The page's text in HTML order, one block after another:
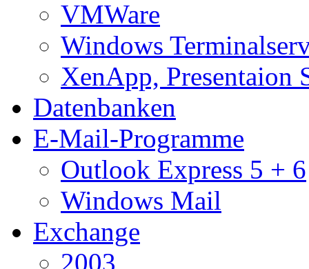
VMWare
Windows
XenApp, Presentaion
Datenbanken
E-Mail-Programme
Outlook Express 5 + 6
Windows Mail
Exchange
2003